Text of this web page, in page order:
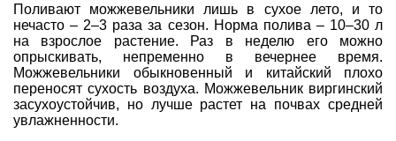
Поливают можжевельники лишь в сухое лето, и то
нечасто – 2–3 раза за сезон. Норма полива – 10–30 л
на взрослое растение. Раз в неделю его можно
опрыскивать, непременно в вечернее время.
Можжевельники обыкновенный и китайский плохо
переносят сухость воздуха. Можжевельник виргинский
засухоустойчив, но лучше растет на почвах средней
увлажненности.